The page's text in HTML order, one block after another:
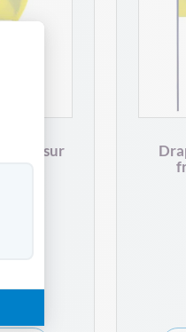
: Personnalisez
(BE) sur